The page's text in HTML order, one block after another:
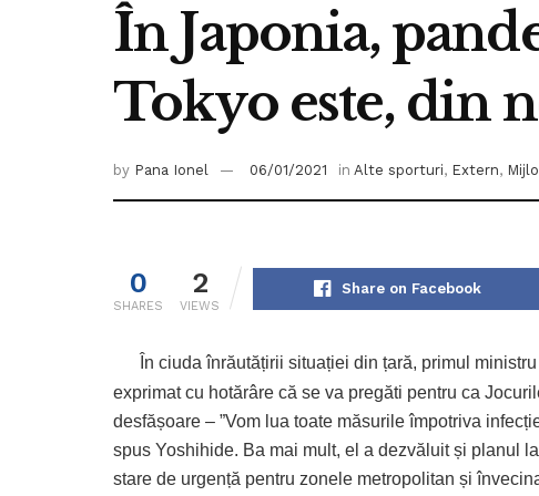
În Japonia,
Tokyo este, din
by Pana Ionel 06/01/2021 in Alte sporturi, Extern,
0
SHARES
2
VIEWS
Share on Facebook
În ciuda înrăutățirii situației din țară, primul
exprimat cu hotărâre că se va pregăti pentru ca
desfășoare – ”Vom lua toate măsurile împotriva
spus Yoshihide. Ba mai mult, el a dezvăluit și planul
stare de urgență pentru zonele metropolitan și